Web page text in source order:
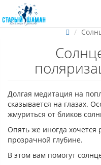
Долгая медитация на
сказывается на глазах.
жмуриться от бликов
Опять же иногда хочется
прозрачной глубине.
В этом вам помогут